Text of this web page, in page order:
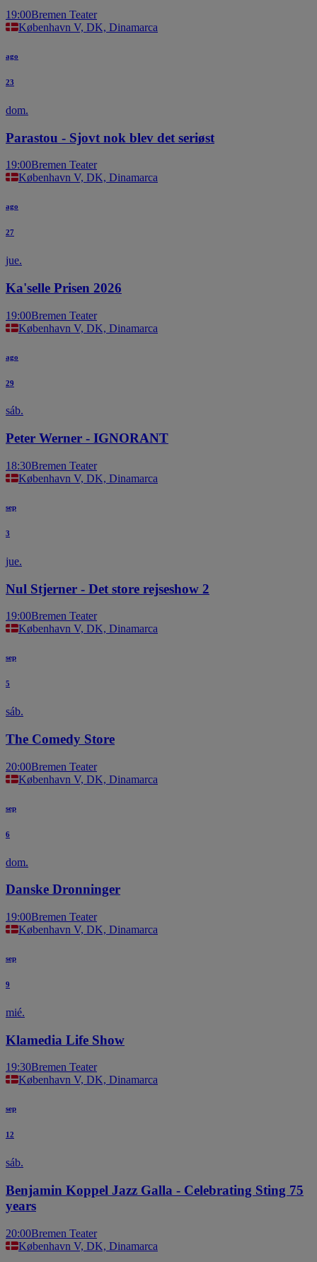
19:00Bremen Teater
København V, DK, Dinamarca
ago
23
dom.
Parastou - Sjovt nok blev det seriøst
19:00Bremen Teater
København V, DK, Dinamarca
ago
27
jue.
Ka'selle Prisen 2026
19:00Bremen Teater
København V, DK, Dinamarca
ago
29
sáb.
Peter Werner - IGNORANT
18:30Bremen Teater
København V, DK, Dinamarca
sep
3
jue.
Nul Stjerner - Det store rejseshow 2
19:00Bremen Teater
København V, DK, Dinamarca
sep
5
sáb.
The Comedy Store
20:00Bremen Teater
København V, DK, Dinamarca
sep
6
dom.
Danske Dronninger
19:00Bremen Teater
København V, DK, Dinamarca
sep
9
mié.
Klamedia Life Show
19:30Bremen Teater
København V, DK, Dinamarca
sep
12
sáb.
Benjamin Koppel Jazz Galla - Celebrating Sting 75
years
20:00Bremen Teater
København V, DK, Dinamarca